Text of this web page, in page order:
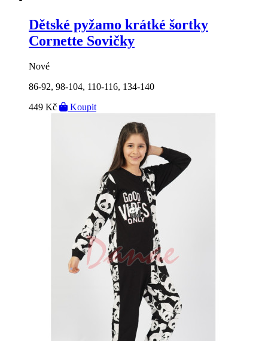
Dětské pyžamo krátké šortky
Cornette Sovičky
Nové
86-92, 98-104, 110-116, 134-140
449 Kč
Koupit